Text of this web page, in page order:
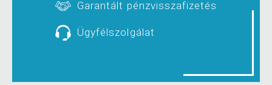
Garantált pénzvisszafizetés
Ügyfélszolgálat